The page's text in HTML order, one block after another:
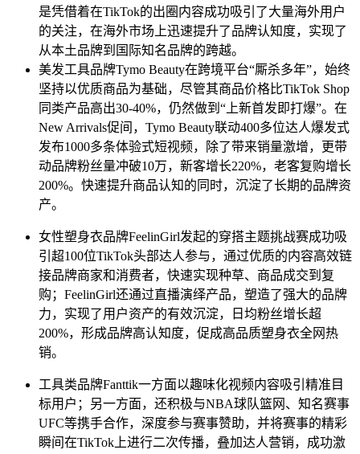
是凭借着在TikTok的出圈内容成功吸引了大量海外用户
的关注，在海外市场上迅速提升了品牌认知度，实现了
从本土品牌到国际知名品牌的跨越。
美发工具品牌Tymo Beauty在跨境平台“厮杀多年”，始终
坚持以优质商品为基础，尽管其商品价格比TikTok Shop
同类产品高出30-40%，仍然做到“上新首发即打爆”。在
New Arrivals促间，Tymo Beauty联动400多位达人爆发式
发布1000多条体验式短视频，除了带来销量激增，更带
动品牌粉丝量冲破10万，新客增长220%，老客复购增长
200%。快速提升商品认知的同时，沉淀了长期的品牌资
产。
女性塑身衣品牌FeelinGirl发起的穿搭主题挑战赛成功吸
引超100位TikTok头部达人参与，通过优质的内容高效链
接品牌商家和消费者，快速实现种草、商品成交到复
购；FeelinGirl还通过直播演绎产品，塑造了强大的品牌
力，实现了用户资产的有效沉淀，日均粉丝增长超
200%，形成品牌高认知度，促成高品质塑身衣全网热
销。
工具类品牌Fanttik一方面以趣味化视频内容吸引精准目
标用户；另一方面，还积极与NBA球队篮网、知名赛事
UFC等携手合作，深度参与赛事赞助，并将赛事的精彩
瞬间在TikTok上进行二次传播，叠加达人营销，成功激